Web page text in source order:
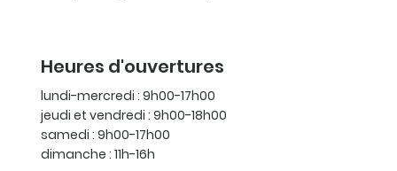
Heures d'ouvertures
lundi-mercredi : 9h00-17h00
jeudi et vendredi : 9h00-18h00
samedi : 9h00-17h00
dimanche : 11h-16h